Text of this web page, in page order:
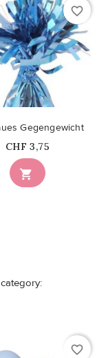
favorite_border

Gegengewicht
Price
CHF 3,75
favorite_border